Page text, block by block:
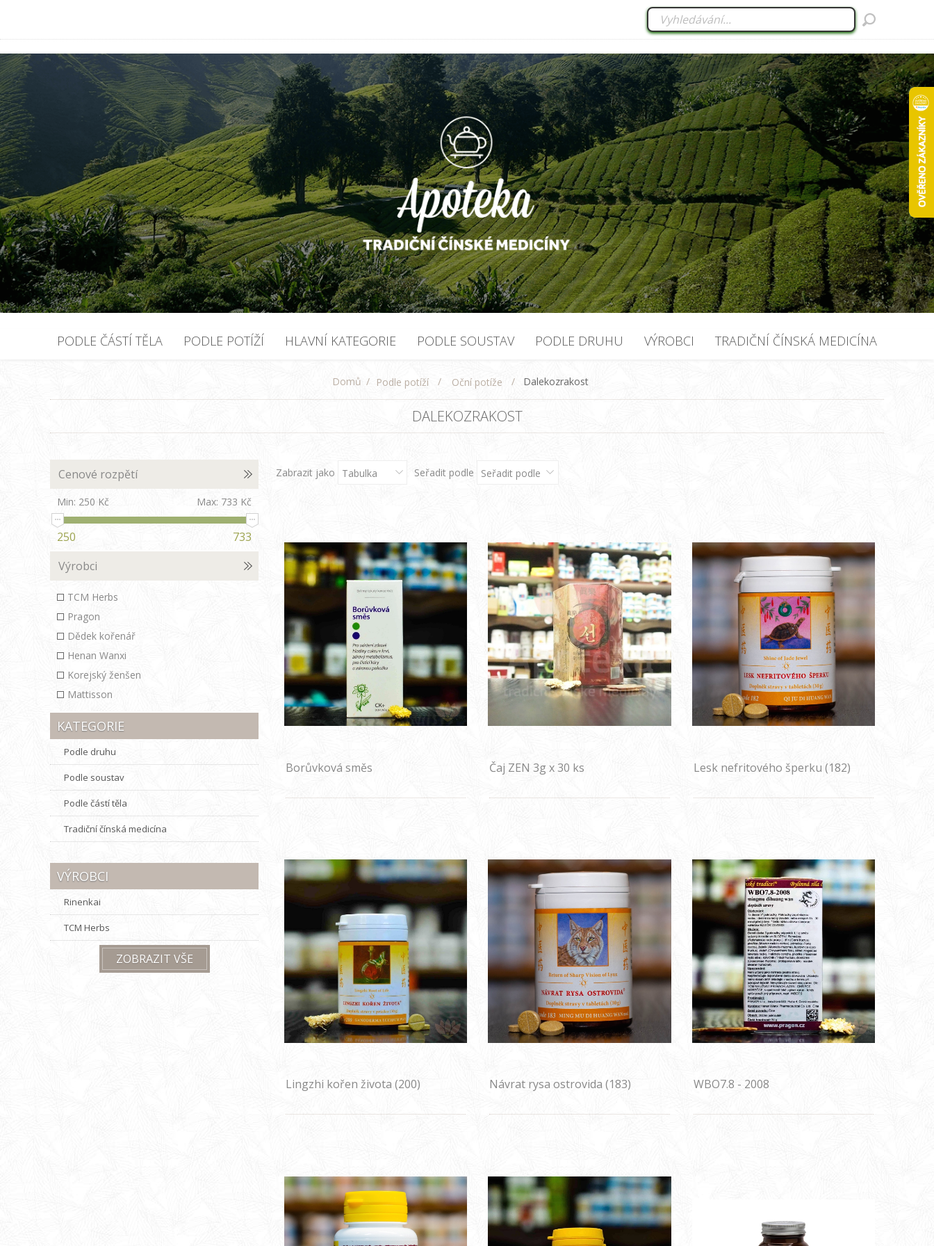
PODLE ČÁSTÍ TĚLA PODLE POTÍŽÍ HLAVNÍ KATEGORIE PODLE SOUSTAV PODLE DRUHU VÝROBCI TRADIČNÍ ČÍNSKÁ MEDICÍNA
Domů / Podle potíží / Oční potíže / Dalekozrakost
DALEKOZRAKOST
Zabrazit jako Tabulka Seřadit podle Seřadit podle
Borůvková směs Čaj ZEN 3g x 30 ks Lesk nefritového šperku (182)
Lingzhi kořen života (200) Návrat rysa ostrovida (183) WBO7.8 - 2008
Cenové rozpětí
Min: 250 Kč Max: 733 Kč
250
733
Výrobci
TCM Herbs
Pragon
Dědek kořenář
Henan Wanxi
Korejský ženšen
Mattisson
KATEGORIE
Podle druhu
Podle soustav
Podle částí těla
Tradiční čínská medicína
VÝROBCI
Rinenkai
TCM Herbs
ZOBRAZIT VŠE